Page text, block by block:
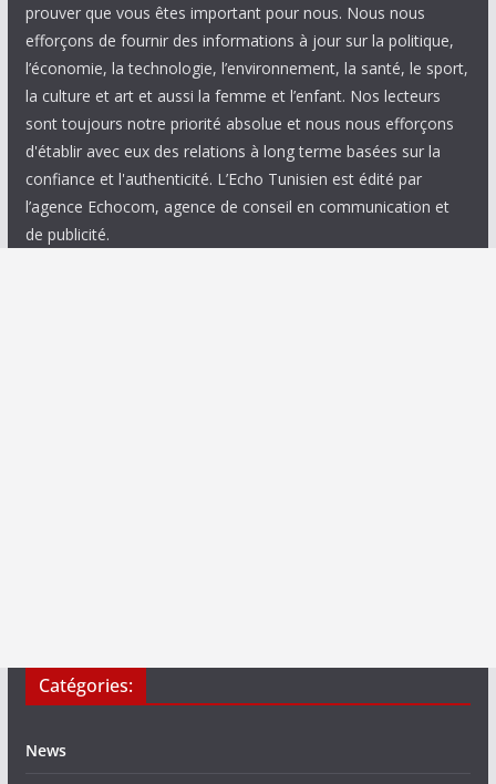
prouver que vous êtes important pour nous. Nous nous
efforçons de fournir des informations à jour sur la politique,
l’économie, la technologie, l’environnement, la santé, le sport,
la culture et art et aussi la femme et l’enfant. Nos lecteurs
sont toujours notre priorité absolue et nous nous efforçons
d'établir avec eux des relations à long terme basées sur la
confiance et l'authenticité. L’Echo Tunisien est édité par
l’agence Echocom, agence de conseil en communication et
de publicité.
Catégories:
News